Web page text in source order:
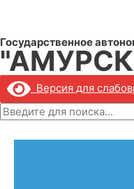
Государственное
Версия для